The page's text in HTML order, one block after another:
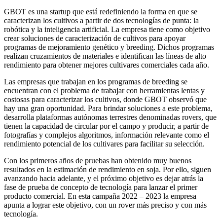
GBOT es una startup que está redefiniendo la forma en que se
caracterizan los cultivos a partir de dos tecnologías de punta: la
robótica y la inteligencia artificial. La empresa tiene como objetivo
crear soluciones de caracterización de cultivos para apoyar
programas de mejoramiento genético y breeding. Dichos programas
realizan cruzamientos de materiales e identifican las líneas de alto
rendimiento para obtener mejores cultivares comerciales cada año.
Las empresas que trabajan en los programas de breeding se
encuentran con el problema de trabajar con herramientas lentas y
costosas para caracterizar los cultivos, donde GBOT observó que
hay una gran oportunidad. Para brindar soluciones a este problema,
desarrolla plataformas autónomas terrestres denominadas rovers, que
tienen la capacidad de circular por el campo y producir, a partir de
fotografías y complejos algoritmos, información relevante como el
rendimiento potencial de los cultivares para facilitar su selección.
Con los primeros años de pruebas han obtenido muy buenos
resultados en la estimación de rendimiento en soja. Por ello, siguen
avanzando hacia adelante, y el próximo objetivo es dejar atrás la
fase de prueba de concepto de tecnología para lanzar el primer
producto comercial. En esta campaña 2022 – 2023 la empresa
apunta a lograr este objetivo, con un rover más preciso y con más
tecnología.